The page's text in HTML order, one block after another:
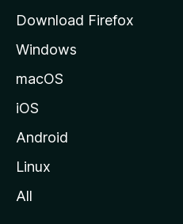
Download Firefox
Windows
macOS
iOS
Android
Linux
All